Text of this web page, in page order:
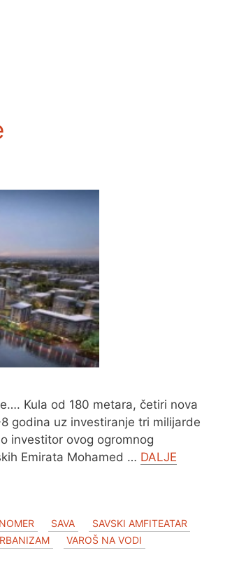
Kula od 180 metara, četiri nova
godina uz investiranje tri milijarde
investitor ovog ogromnog
Emirata Mohamed … DALJE
SAVA
SAVSKI AMFITEATAR
VAROŠ NA VODI